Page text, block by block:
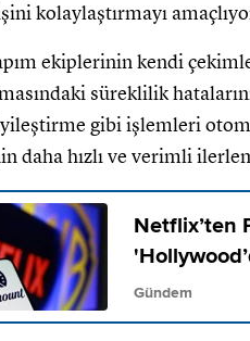
kolaylaştırmayı
ekiplerinin kendi
süreklilik
gibi işlemleri
daha hızlı ve verimli
Netflix’ten
Gündem